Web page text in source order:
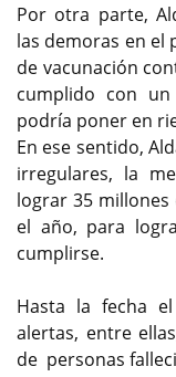
Por otra parte,
las demoras en el
de vacunación
cumplido con
podría poner en
En ese sentido,
irregulares, la
lograr 35 millones
el año, para
cumplirse.
Hasta la fecha
alertas, entre
de personas